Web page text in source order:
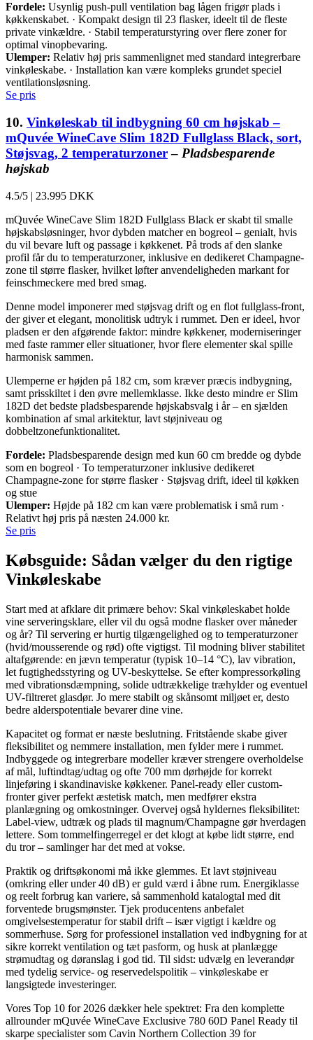
Fordele: Usynlig push-pull ventilation bag lågen frigør plads i
køkkenskabet. · Kompakt design til 23 flasker, ideelt til de fleste
private vinkældre. · Stabil temperaturstyring over flere zoner for
optimal vinopbevaring.
Ulemper: Relativ høj pris sammenlignet med standard integrerbare
vinkøleskabe. · Installation kan være kompleks grundet speciel
ventilationsløsning.
Se pris
10. Vinkøleskab til indbygning 60 cm højskab –
mQuvée WineCave Slim 182D Fullglass Black, sort,
Støjsvag, 2 temperaturzoner– Pladsbesparende
højskab
4.5/5 | 23.995 DKK
mQuvée WineCave Slim 182D Fullglass Black er skabt til smalle
højskabsløsninger, hvor dybden matcher en bogreol – genialt, hvis
du vil bevare luft og passage i køkkenet. På trods af den slanke
profil får du to temperaturzoner, inklusive en dedikeret Champagne-
zone til større flasker, hvilket løfter anvendeligheden markant for
feinschmeckere med bred smag.
Denne model imponerer med støjsvag drift og en flot fullglass-front,
der giver et elegant, monolitisk udtryk i rummet. Den er ideel, hvor
pladsen er den afgørende faktor: mindre køkkener, moderniseringer
med faste rammer eller situationer, hvor flere elementer skal spille
harmonisk sammen.
Ulemperne er højden på 182 cm, som kræver præcis indbygning,
samt prisskiltet i den øvre mellemklasse. Ikke desto mindre er Slim
182D det bedste pladsbesparende højskabsvalg i år – en sjælden
kombination af smal arkitektur, lavt støjniveau og
dobbeltzonefunktionalitet.
Fordele: Pladsbesparende design med kun 60 cm bredde og dybde
som en bogreol · To temperaturzoner inklusive dedikeret
Champagne-zone for større flasker · Støjsvag drift, ideel til køkken
og stue
Ulemper: Højde på 182 cm kan være problematisk i små rum ·
Relativt høj pris på næsten 24.000 kr.
Se pris
Købsguide: Sådan vælger du den rigtige
Vinkøleskabe
Start med at afklare dit primære behov: Skal vinkøleskabet holde
vine serveringsklare, eller vil du også modne flasker over måneder
og år? Til servering er hurtig tilgængelighed og to temperaturzoner
(hvid/mousserende og rød) ofte vigtigst. Til modning bliver stabilitet
altafgørende: en jævn temperatur (typisk 10–14 °C), lav vibration,
let fugtighedsstyring og UV-beskyttelse. Se efter kompressorkøling
med vibrationsdæmpning, solide udtrækkelige træhylder og eventuel
UV-filtreret glasdør. Jo mere stabilt og skånsomt miljøet er, desto
bedre alderspotentiale bevarer dine vine.
Kapacitet og format er næste beslutning. Fritstående skabe giver
fleksibilitet og nemmere installation, men fylder mere i rummet.
Indbyggede og integrerbare modeller kræver strengere overholdelse
af mål, luftindtag/udtag og ofte 700 mm dørhøjde for korrekt
linjeføring i skandinaviske køkkener. Panel-ready eller custom-
fronter giver perfekt æstetisk match, men medfører ekstra
planlægning og omkostninger. Overvej også hyldernes fleksibilitet:
Label-view, udtræk og plads til magnum/Champagne gør hverdagen
lettere. Som tommelfingerregel er det klogt at købe lidt større, end
du tror – samlinger har det med at vokse.
Praktik og driftsøkonomi må ikke glemmes. Et lavt støjniveau
(omkring eller under 40 dB) er guld værd i åbne rum. Energiklasse
og reelt forbrug kan variere, så sammenhold katalogtal med dit
forventede brugsmønster. Tjek producentens anbefalet
omgivelsestemperatur for stabil drift – især vigtigt i kældre og
sommerhuse. Sørg for professionel installation ved indbygning for at
sikre korrekt ventilation og tæt pasform, og husk at planlægge
strømudtag og døranslag i god tid. Til sidst: udvælg en leverandør
med tydelig service- og reservedelspolitik – vinkøleskabe er
langsigtede investeringer.
Vores Top 10 for 2026 dækker hele spektret: Fra den komplette
allrounder mQuvée WineCave Exclusive 780 60D Panel Ready til
skarpe specialister som Cavin Northern Collection 39 for